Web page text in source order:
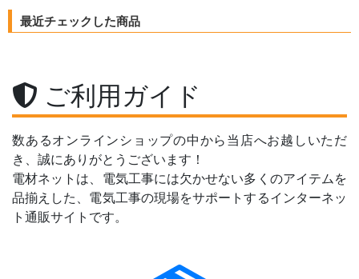
最近チェックした商品
ご利用ガイド
数あるオンラインショップの中から当店へお越しいただ
き、誠にありがとうございます！
電材ネットは、電気工事には欠かせない多くのアイテムを
品揃えした、電気工事の現場をサポートするインターネッ
ト通販サイトです。